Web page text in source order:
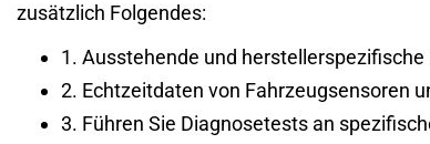
zusätzlich Folgendes:
1. Ausstehende und
2. Echtzeitdaten von Fahrzeugsensoren
3. Führen Sie Diagnosetests an